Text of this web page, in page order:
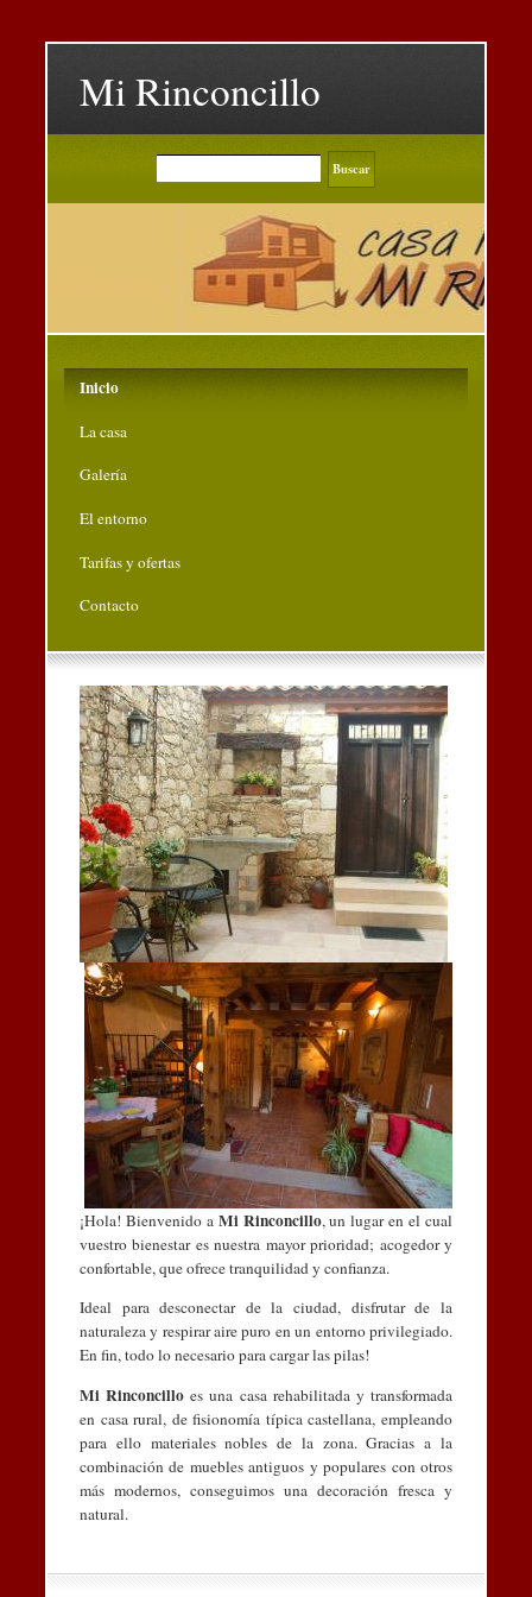
Mi Rinconcillo
Inicio
La casa
Galería
El entorno
Tarifas y ofertas
Contacto
¡Hola! Bienvenido a Mi Rinconcillo, un lugar en el cual
vuestro bienestar es nuestra mayor prioridad; acogedor y
confortable, que ofrece tranquilidad y confianza.
Ideal para desconectar de la ciudad, disfrutar de la
naturaleza y respirar aire puro en un entorno privilegiado.
En fin, todo lo necesario para cargar las pilas!
Mi Rinconcillo es una casa rehabilitada y transformada
en casa rural, de fisionomía típica castellana, empleando
para ello materiales nobles de la zona. Gracias a la
combinación de muebles antiguos y populares con otros
más modernos, conseguimos una decoración fresca y
natural.